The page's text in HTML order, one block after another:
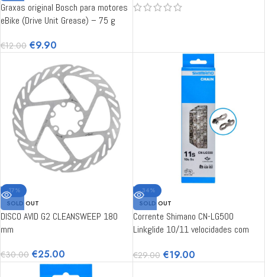
Graxas original Bosch para motores
eBike (Drive Unit Grease) – 75 g
€12.00 €9.90
-17%
SOLD OUT
DISCO AVID G2 CLEANSWEEP 180
mm
€30.00 €25.00
-34%
SOLD OUT
Corrente Shimano CN-LG500
Linkglide 10/11 velocidades com
€29.00 €19.00